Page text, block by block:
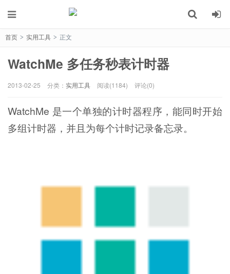
首页 > 实用工具 > 正文
WatchMe 多任务秒表计时器
2013-02-25 分类： 实用工具 阅读(1184) 评论(0)
WatchMe 是一个单独的计时器程序，能同时开始
多组计时器，并且为每个计时记录备忘录。